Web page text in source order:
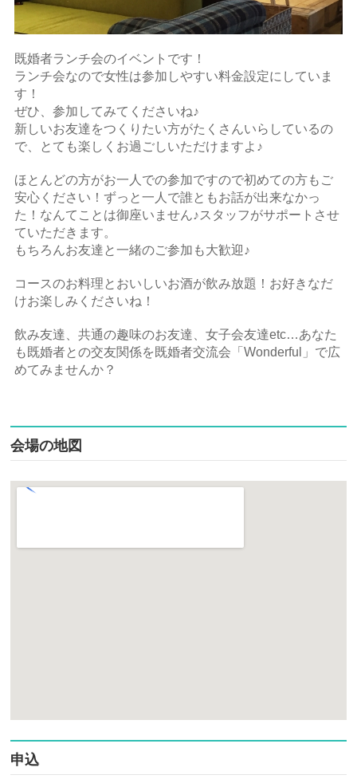
既婚者ランチ会のイベントです！
ランチ会なので女性は参加しやすい料金設定にしていま
す！
ぜひ、参加してみてくださいね♪
新しいお友達をつくりたい方がたくさんいらしているの
で、とても楽しくお過ごしいただけますよ♪
ほとんどの方がお一人での参加ですので初めての方もご
安心ください！ずっと一人で誰ともお話が出来なかっ
た！なんてことは御座いません♪スタッフがサポートさせ
ていただきます。
もちろんお友達と一緒のご参加も大歓迎♪
コースのお料理とおいしいお酒が飲み放題！お好きなだ
けお楽しみくださいね！
飲み友達、共通の趣味のお友達、女子会友達etc…あなた
も既婚者との交友関係を既婚者交流会「Wonderful」で広
めてみませんか？
会場の地図
申込